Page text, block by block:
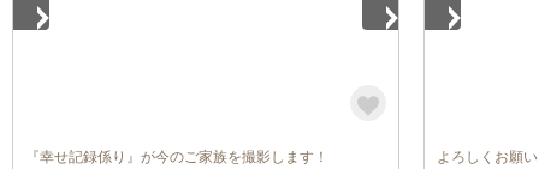
『幸せ記録係り』が今のご家族を撮影します！ よろしくお願